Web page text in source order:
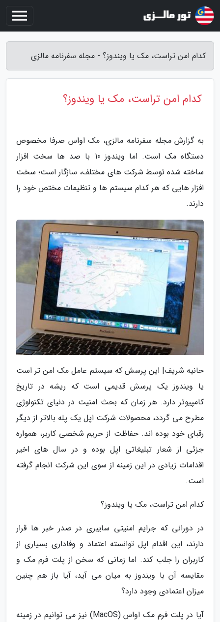
کدام امن تراست، مک یا ویندوز؟ - مجله سفرنامه مالزی
کدام امن تراست، مک یا ویندوز؟
به گزارش مجله سفرنامه مالزی، مک اواس صرفا مخصوص
دستگاه مک است. اما ویندوز 10 با صد ها سخت افزار
ساخته شده توسط شرکت های مختلف، سازگار است؛ سخت
افزار هایی که هر کدام سیستم ها و تنظیمات مختص خود را
دارند.
حانیه شریف| این پرسش که سیستم عامل مک امن تر است
یا ویندوز یک پرسش قدیمی است که ریشه در تاریخ
کامپیوتر دارد. هر زمان که بحث امنیت در دنیای تکنولوژی
مطرح می گردد، محصولات شرکت اپل یک پله بالاتر از دیگر
رقبای خود بوده اند. حفاظت از حریم شخصی کاربر، همواره
جزئی از شعار تبلیغاتی اپل بوده و در سال های اخیر
اقدامات زیادی در این زمینه از سوی این شرکت انجام گرفته
است.
کدام امن تراست، مک یا ویندوز؟
در دورانی که جرایم امنیتی سایبری در صدر خبر ها قرار
دارند، این اقدام اپل توانسته اعتماد و وفاداری بسیاری از
کاربران را جلب کند. اما زمانی که سخن از پلت فرم مک و
مقایسه آن با ویندوز به میان می آید، آیا باز هم چنین
میزان اعتمادی وجود دارد؟
آیا در پلت فرم مک اواس (MacOS) نیز می توانیم در زمینه